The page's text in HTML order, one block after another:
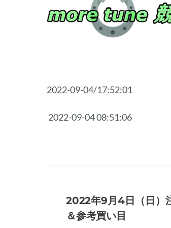
2022-09-04/17:52:01
2022-09-04 08:51:06
2022年9月4日（日）
＆参考買い目